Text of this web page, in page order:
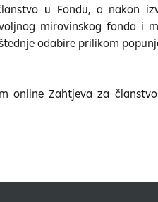
u Fondu, a nakon
mirovinskog fonda i
odabire prilikom
online Zahtjeva za